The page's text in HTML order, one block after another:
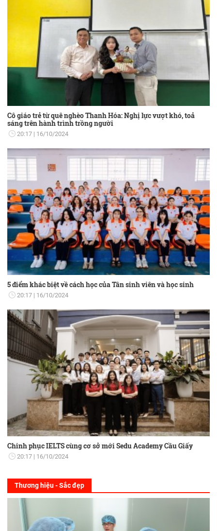
Cô giáo trẻ từ quê nghèo Thanh Hóa: Nghị lực vượt khó, toả
sáng trên hành trình trồng người
20:17 16/10/2024
5 điểm khác biệt về cách học của Tân sinh viên và học sinh
20:17 16/10/2024
Chinh phục IELTS cùng cơ sở mới Sedu Academy Cầu Giấy
20:17 16/10/2024
Thương hiệu - Sắc đẹp